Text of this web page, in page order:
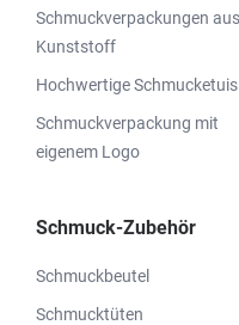
Schmuckverpackungen aus
Kunststoff
Hochwertige Schmucketuis
Schmuckverpackung mit
eigenem Logo
Schmuck-Zubehör
Schmuckbeutel
Schmucktüten